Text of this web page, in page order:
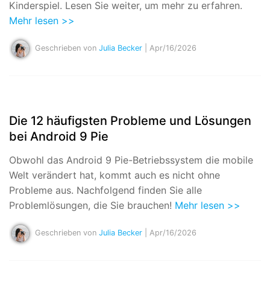
Kinderspiel. Lesen Sie weiter, um mehr zu erfahren.
Mehr lesen >>
Geschrieben von Julia Becker | Apr/16/2026
Die 12 häufigsten Probleme und Lösungen
bei Android 9 Pie
Obwohl das Android 9 Pie-Betriebssystem die mobile
Welt verändert hat, kommt auch es nicht ohne
Probleme aus. Nachfolgend finden Sie alle
Problemlösungen, die Sie brauchen! Mehr lesen >>
Geschrieben von Julia Becker | Apr/16/2026